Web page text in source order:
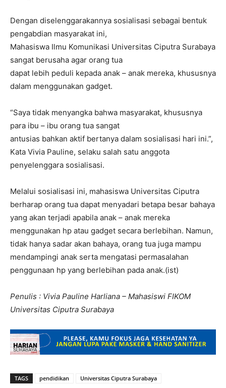
Dengan diselenggarakannya sosialisasi sebagai bentuk
pengabdian masyarakat ini,
Mahasiswa Ilmu Komunikasi Universitas Ciputra Surabaya
sangat berusaha agar orang tua
dapat lebih peduli kepada anak – anak mereka, khususnya
dalam menggunakan gadget.
“Saya tidak menyangka bahwa masyarakat, khususnya
para ibu – ibu orang tua sangat
antusias bahkan aktif bertanya dalam sosialisasi hari ini.”,
Kata Vivia Pauline, selaku salah satu anggota
penyelenggara sosialisasi.
Melalui sosialisasi ini, mahasiswa Universitas Ciputra
berharap orang tua dapat menyadari betapa besar bahaya
yang akan terjadi apabila anak – anak mereka
menggunakan hp atau gadget secara berlebihan. Namun,
tidak hanya sadar akan bahaya, orang tua juga mampu
mendampingi anak serta mengatasi permasalahan
penggunaan hp yang berlebihan pada anak.(ist)
Penulis : Vivia Pauline Harliana – Mahasiswi FIKOM
Universitas Ciputra Surabaya
TAGS pendidikan Universitas Ciputra Surabaya